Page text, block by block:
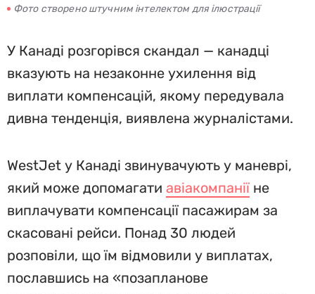
Фото створено штучним інтелектом для ілюстрації
У Канаді розгорівся скандал — канадці
вказують на незаконне ухилення від
виплати компенсацій, якому передувала
дивна тенденція, виявлена журналістами.
WestJet у Канаді звинувачують у маневрі,
який може допомагати авіакомпанії не
виплачувати компенсації пасажирам за
скасовані рейси. Понад 30 людей
розповіли, що їм відмовили у виплатах,
пославшись на «позапланове